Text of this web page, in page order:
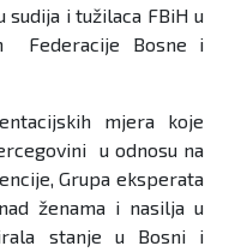
sudija i tužilaca FBiH u
Federacije Bosne i
mjera koje
u odnosu na
Grupa eksperata
ženama i nasilja u
stanje u Bosni i